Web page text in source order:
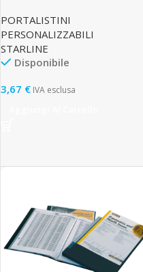
trasparente – Starline
PORTALISTINI
PERSONALIZZABILI
STARLINE
Disponibile
3,67 € IVA esclusa